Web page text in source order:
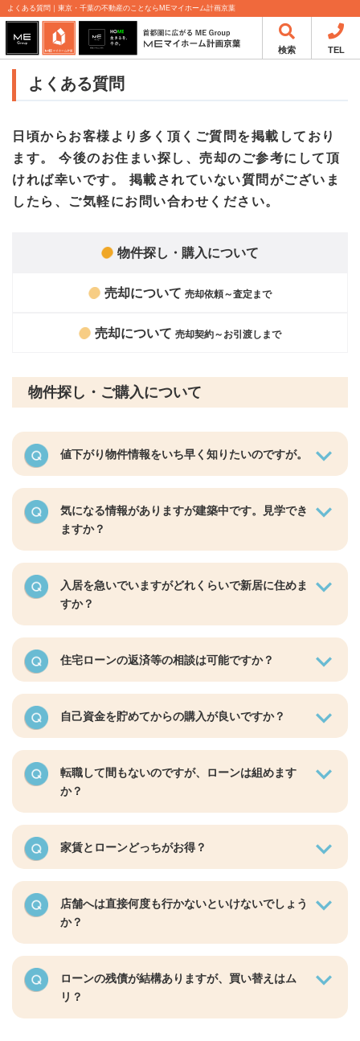
よくある質問｜東京・千葉の不動産のことならMEマイホーム計画京葉
検索 TEL
よくある質問
日頃からお客様より多く頂くご質問を掲載しており
ます。
今後のお住まい探し、売却のご参考にして頂
ければ幸いです。
掲載されていない質問がございま
したら、ご気軽にお問い合わせください。
物件探し・購入について
売却について 売却依頼～査定まで
売却について 売却契約～お引渡しまで
物件探し・ご購入について
値下がり物件情報をいち早く知りたいのですが。
気になる情報がありますが建築中です。見学でき
ますか？
入居を急いでいますがどれくらいで新居に住めま
すか？
住宅ローンの返済等の相談は可能ですか？
自己資金を貯めてからの購入が良いですか？
転職して間もないのですが、ローンは組めます
か？
家賃とローンどっちがお得？
店舗へは直接何度も行かないといけないでしょう
か？
ローンの残債が結構ありますが、買い替えはム
リ？